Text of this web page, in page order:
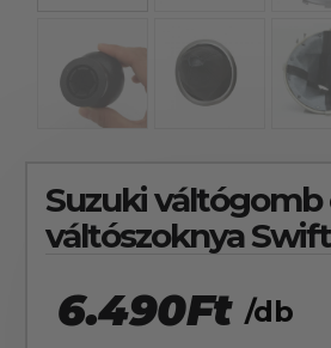
Suzuki váltógomb
váltószoknya
6.490Ft /db